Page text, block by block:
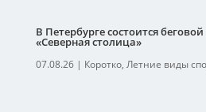
В Петербурге состоится
«Северная столица»
07.08.26| Коротко, Летние виды